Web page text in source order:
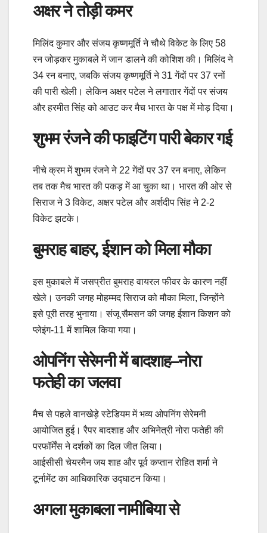
अक्षर ने तोड़ी कमर
मिलिंद कुमार और संजय कृष्णमूर्ति ने चौथे विकेट के लिए 58
रन जोड़कर मुकाबले में जान डालने की कोशिश की। मिलिंद ने
34 रन बनाए, जबकि संजय कृष्णमूर्ति ने 31 गेंदों पर 37 रनों
की पारी खेली। लेकिन अक्षर पटेल ने लगातार गेंदों पर संजय
और हरमीत सिंह को आउट कर मैच भारत के पक्ष में मोड़ दिया।
शुभम रंजने की फाइटिंग पारी बेकार गई
नीचे क्रम में शुभम रंजने ने 22 गेंदों पर 37 रन बनाए, लेकिन
तब तक मैच भारत की पकड़ में आ चुका था। भारत की ओर से
सिराज ने 3 विकेट, अक्षर पटेल और अर्शदीप सिंह ने 2-2
विकेट झटके।
बुमराह बाहर, ईशान को मिला मौका
इस मुकाबले में जसप्रीत बुमराह वायरल फीवर के कारण नहीं
खेले। उनकी जगह मोहम्मद सिराज को मौका मिला, जिन्होंने
इसे पूरी तरह भुनाया। संजू सैमसन की जगह ईशान किशन को
प्लेइंग-11 में शामिल किया गया।
ओपनिंग सेरेमनी में बादशाह–नोरा
फतेही का जलवा
मैच से पहले वानखेड़े स्टेडियम में भव्य ओपनिंग सेरेमनी
आयोजित हुई। रैपर बादशाह और अभिनेत्री नोरा फतेही की
परफॉर्मेंस ने दर्शकों का दिल जीत लिया।
आईसीसी चेयरमैन जय शाह और पूर्व कप्तान रोहित शर्मा ने
टूर्नामेंट का आधिकारिक उद्घाटन किया।
अगला मुकाबला नामीबिया से